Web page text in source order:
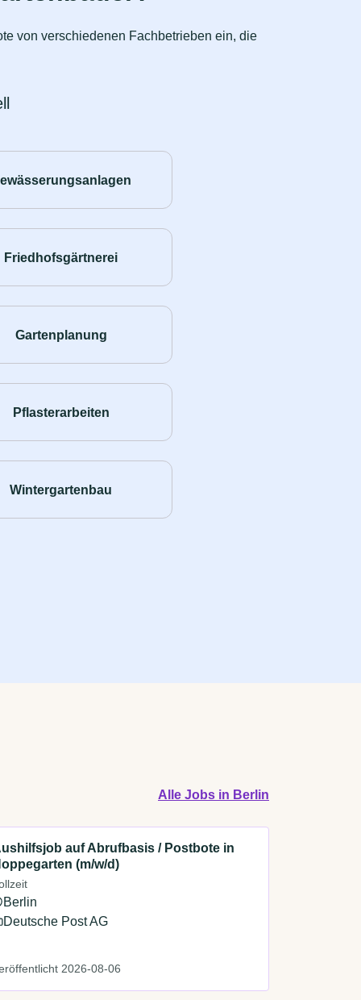
von verschiedenen Fachbetrieben ein, die
Friedhofsgärtnerei
Gartenplanung
Pflasterarbeiten
Wintergartenbau
Alle Jobs in Berlin
auf Abrufbasis / Postbote in
(m/w/d)
Berlin
Deutsche Post AG
2026-08-06